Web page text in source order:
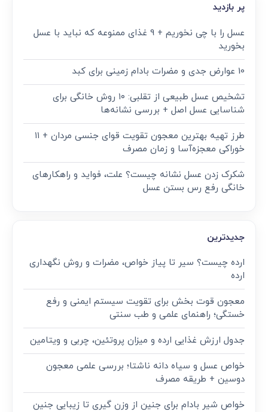
پر بازدید
عسل را با چی نخوریم + 9 غذای ممنوعه که نباید با عسل
بخورید
10 عوارض جدی و مضرات بادام زمینی برای کبد
تشخیص عسل طبیعی از تقلبی: ۱۰ روش خانگی برای
شناسایی عسل اصل + بررسی نشانه‌ها
طرز تهیه بهترین معجون تقویت قوای جنسی مردان + ۱۱
خوراکی معجزه‌آسا و زمان مصرف
شکرک زدن عسل نشانه چیست؟ علت، فواید و راهکارهای
خانگی رفع رس بستن عسل
جدیدترین
ارده چیست؟ سیر تا پیاز خواص، مضرات و روش نگهداری
ارده
معجون قوت‌ بخش برای تقویت سیستم ایمنی و رفع
خستگی؛ راهنمای علمی و طب سنتی
جدول ارزش غذایی ارده و میزان پروتئین، چربی و ویتامین
خواص عسل و سیاه دانه ناشتا؛ بررسی علمی معجون
دوسین + طریقه مصرف
خواص شیر بادام برای جنین از وزن گیری تا زیبایی جنین